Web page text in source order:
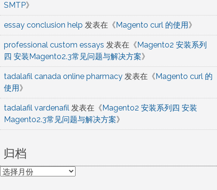
SMTP》
essay conclusion help 发表在《Magento curl 的使用》
professional custom essays 发表在《Magento2 安装系列
四 安装Magento2.3常见问题与解决方案》
tadalafil canada online pharmacy 发表在《Magento curl 的
使用》
tadalafil vardenafil 发表在《Magento2 安装系列四 安装
Magento2.3常见问题与解决方案》
归档
归